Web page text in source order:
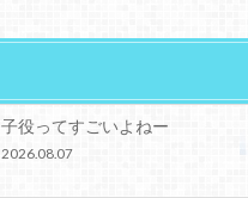
子役ってすごいよねー
2026.08.07